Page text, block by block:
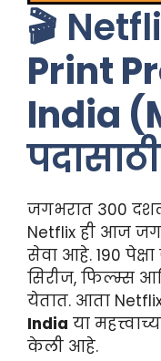
🎬
Print
India
जगभरात 300
Netflix ही आज
सेवा आहे. 190
सिरीज, फिल्म्स
येतात. आता
India या
केली आहे.